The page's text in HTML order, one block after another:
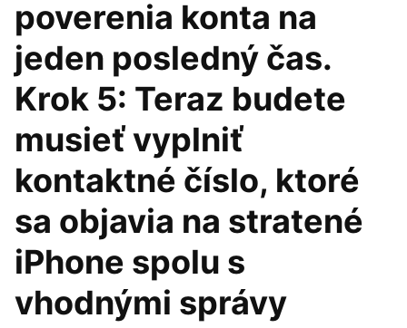
poverenia konta na
jeden posledný čas.
Krok 5: Teraz budete
musieť vyplniť
kontaktné číslo, ktoré
sa objavia na stratené
iPhone spolu s
vhodnými správy